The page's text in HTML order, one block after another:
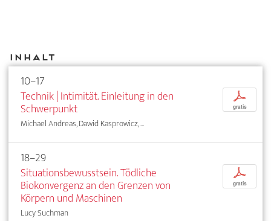
Inhalt
10–17
Technik | Intimität. Einleitung in den
Schwerpunkt
Michael Andreas, Dawid Kasprowicz, ...
p
gratis
18–29
Situationsbewusstsein. Tödliche
Biokonvergenz an den Grenzen von
Körpern und Maschinen
Lucy Suchman
p
gratis